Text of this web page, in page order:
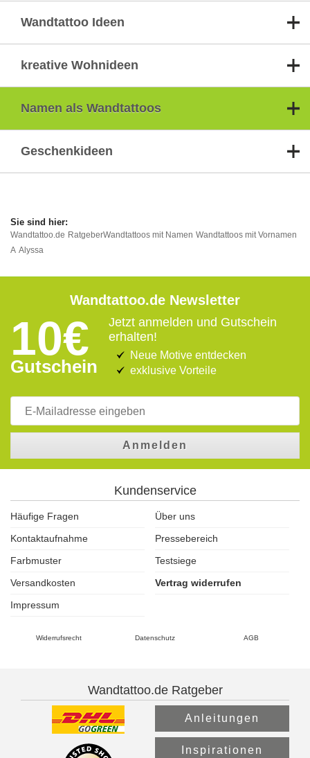
Wandtattoo Ideen
kreative Wohnideen
Namen als Wandtattoos
Geschenkideen
Wandtattoo.de RatgeberWandtattoos mit Namen Wandtattoos mit Vornamen
A Alyssa
Wandtattoo.de Newsletter
10€
Gutschein
Jetzt anmelden und Gutschein
erhalten!
Neue Motive entdecken
exklusive Vorteile
Anmelden
Kundenservice
Häufige Fragen
Über uns
Kontaktaufnahme
Pressebereich
Farbmuster
Testsiege
Versandkosten
Vertrag widerrufen
Impressum
Widerrufsrecht Datenschutz AGB
Wandtattoo.de Ratgeber
Anleitungen
Inspirationen